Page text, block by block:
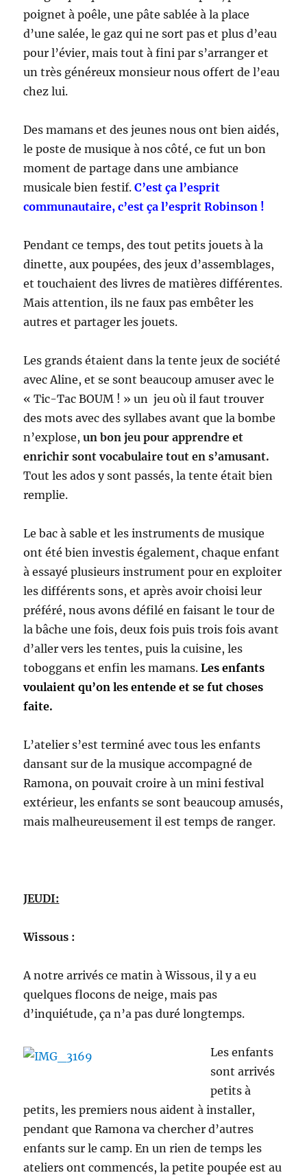
poignet à poêle, une pâte sablée à la place
d’une salée, le gaz qui ne sort pas et plus d’eau
pour l’évier, mais tout à fini par s’arranger et
un très généreux monsieur nous offert de l’eau
chez lui.
Des mamans et des jeunes nous ont bien aidés,
le poste de musique à nos côté, ce fut un bon
moment de partage dans une ambiance
musicale bien festif.C’est ça l’esprit
communautaire, c’est ça l’esprit Robinson !
Pendant ce temps, des tout petits jouets à la
dinette, aux poupées, des jeux d’assemblages,
et touchaient des livres de matières différentes.
Mais attention, ils ne faux pas embêter les
autres et partager les jouets.
Les grands étaient dans la tente jeux de société
avec Aline, et se sont beaucoup amuser avec le
« Tic-Tac BOUM ! » un jeu où il faut trouver
des mots avec des syllabes avant que la bombe
n’explose,un bon jeu pour apprendre et
enrichir sont vocabulaire tout en s’amusant.
Tout les ados y sont passés, la tente était bien
remplie.
Le bac à sable et les instruments de musique
ont été bien investis également, chaque enfant
à essayé plusieurs instrument pour en exploiter
les différents sons, et après avoir choisi leur
préféré, nous avons défilé en faisant le tour de
la bâche une fois, deux fois puis trois fois avant
d’aller vers les tentes, puis la cuisine, les
toboggans et enfin les mamans.Les enfants
voulaient qu’on les entende et se fut choses
faite.
L’atelier s’est terminé avec tous les enfants
dansant sur de la musique accompagné de
Ramona, on pouvait croire à un mini festival
extérieur, les enfants se sont beaucoup amusés,
mais malheureusement il est temps de ranger.
JEUDI:
Wissous :
A notre arrivés ce matin à Wissous, il y a eu
quelques flocons de neige, mais pas
d’inquiétude, ça n’a pas duré longtemps.
Les enfants
sont arrivés
petits à
petits, les premiers nous aident à installer,
pendant que Ramona va chercher d’autres
enfants sur le camp. En un rien de temps les
ateliers ont commencés, la petite poupée est au